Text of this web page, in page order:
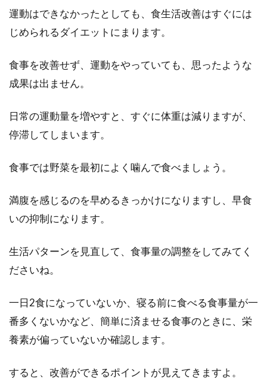
運動はできなかったとしても、食生活改善はすぐには
じめられるダイエットにまります。
食事を改善せず、運動をやっていても、思ったような
成果は出ません。
日常の運動量を増やすと、すぐに体重は減りますが、
停滞してしまいます。
食事では野菜を最初によく噛んで食べましょう。
満腹を感じるのを早めるきっかけになりますし、早食
いの抑制になります。
生活パターンを見直して、食事量の調整をしてみてく
ださいね。
一日2食になっていないか、寝る前に食べる食事量が一
番多くないかなど、簡単に済ませる食事のときに、栄
養素が偏っていないか確認します。
すると、改善ができるポイントが見えてきますよ。